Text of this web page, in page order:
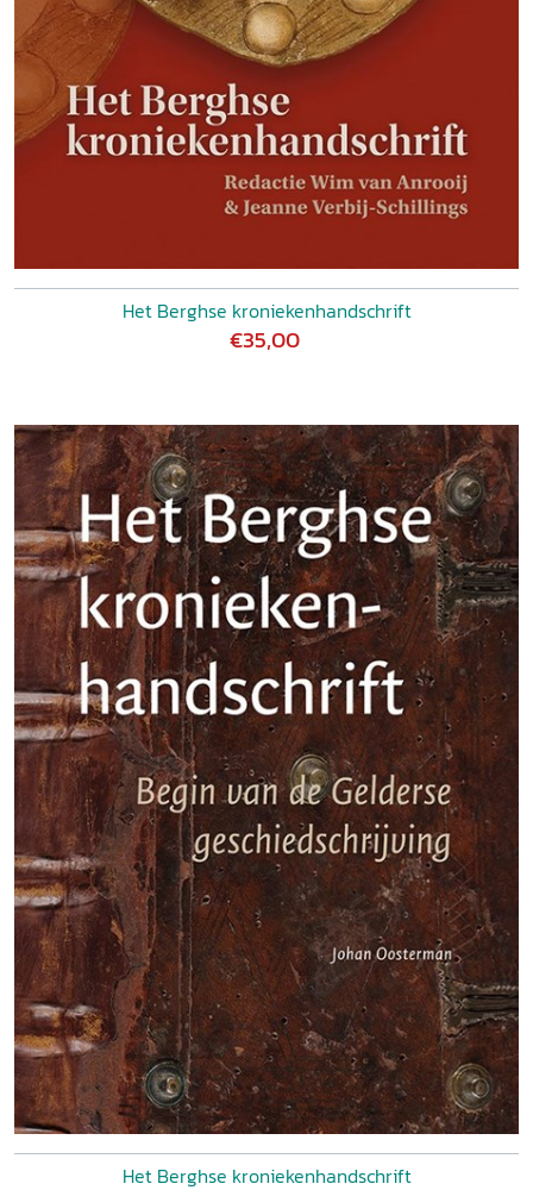
Het Berghse kroniekenhandschrift
€35,00
Het Berghse kroniekenhandschrift